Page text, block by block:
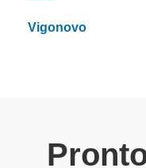
Vigonovo